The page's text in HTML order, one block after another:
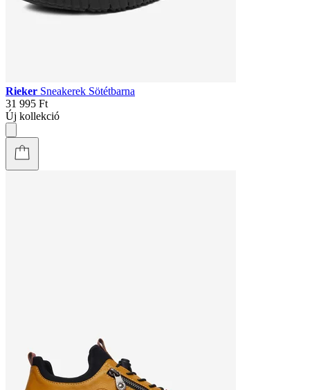
Rieker Sneakerek Sötétbarna
31 995 Ft
Új kollekció